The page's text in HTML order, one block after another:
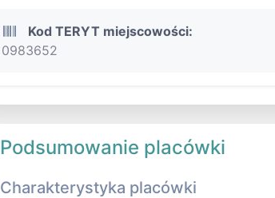
Kod TERYT miejscowości:
0983652
Podsumowanie placówki
Charakterystyka placówki